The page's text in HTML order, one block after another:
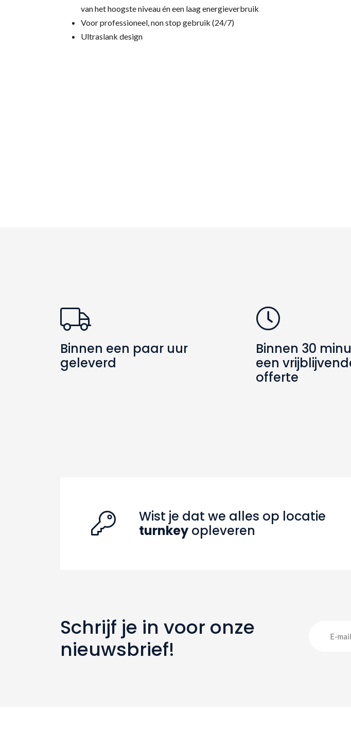
van het hoogste niveau én een laag energieverbruik
Voor professioneel, non stop gebruik (24/7)
Ultraslank design
Binnen een paar uur
geleverd
Binnen 30
een
offerte
Wist je dat we alles op locatie
turnkey opleveren
Schrijf je in voor onze
nieuwsbrief!
Zoeken